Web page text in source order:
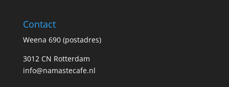
Contact
Weena 690 (postadres)
3012 CN Rotterdam
info@namastecafe.nl